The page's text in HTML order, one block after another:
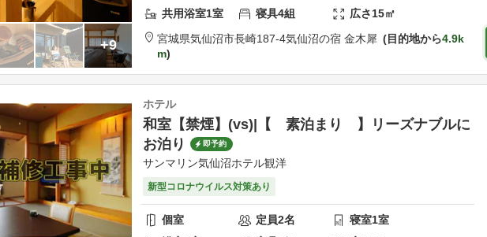
+9
共用浴室1室 寝具4組 広さ15㎡
宮城県気仙沼市長崎187-4気仙沼の宿 金木犀 目的地から4.9k
m
ホテル
和室【禁煙】(vs)|【 素泊まり 】リーズナブルに
お泊り
即予約
サンマリン気仙沼ホテル観洋
新型コロナウイルス対策あり
個室 定員2名 寝室1室